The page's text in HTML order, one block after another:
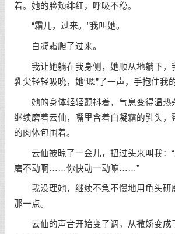
着。她的脸颊绯红，呼吸不稳。
“霜儿，过来。”我叫她。
白凝霜爬了过来。
我让她躺在我身侧，她顺从地躺下，
乳尖轻轻吸吮，她“嗯”了一声，手抱住我
她的身体轻轻颤抖着，气息变得温热
继续磨着云仙，嘴里含着白凝霜的乳头，
的肉体包围着。
云仙被晾了一会儿，扭过头来叫我：
磨不动啊……你快动一动嘛……”
我没理她，继续不急不慢地用龟头研
那一点。
云仙的声音开始变了调，从撒娇变成